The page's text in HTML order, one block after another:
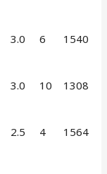
3.0 6 1540
3.0 10 1308
2.5 4 1564